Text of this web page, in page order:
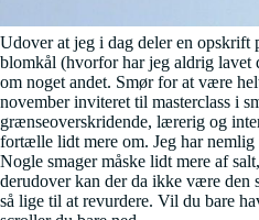
Udover at jeg i dag deler en opskrift
blomkål (hvorfor har jeg aldrig
om noget andet. Smør for at være
november inviteret til masterclass i
grænseoverskridende, lærerig og
fortælle lidt mere om. Jeg har
Nogle smager måske lidt mere af
derudover kan der da ikke være den
så lige til at revurdere. Vil du bare